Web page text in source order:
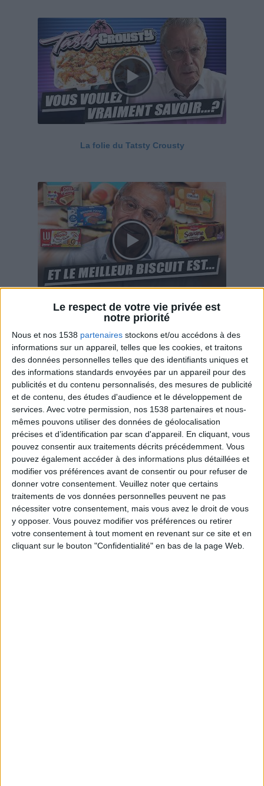
Le respect de votre vie privée est
notre priorité
Nous et nos 1538 partenaires stockons et/ou accédons à des
informations sur un appareil, telles que les cookies, et traitons
des données personnelles telles que des identifiants uniques et
des informations standards envoyées par un appareil pour des
publicités et du contenu personnalisés, des mesures de publicité
et de contenu, des études d'audience et le développement de
services. Avec votre permission, nos 1538 partenaires et nous-
mêmes pouvons utiliser des données de géolocalisation
précises et d’identification par scan d'appareil. En cliquant, vous
pouvez consentir aux traitements décrits précédemment. Vous
pouvez également accéder à des informations plus détaillées et
modifier vos préférences avant de consentir ou pour refuser de
donner votre consentement. Veuillez noter que certains
traitements de vos données personnelles peuvent ne pas
nécessiter votre consentement, mais vous avez le droit de vous
y opposer. Vous pouvez modifier vos préférences ou retirer
votre consentement à tout moment en revenant sur ce site et en
cliquant sur le bouton "Confidentialité" en bas de la page Web.
La folie du Tatsty Crousty
Savane, LU, Pepito, Harrys... Que valent vraiment
ces gâteaux ?
Webinaires en direct Voir tout
Peut-on remplacer la viande par des féculents ?
Consultation diététique du 05/08/2026